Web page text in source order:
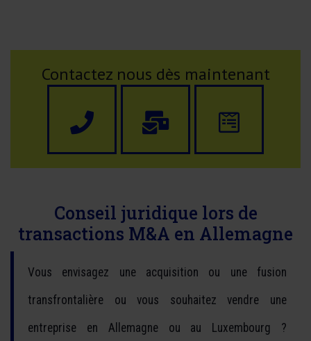
Contactez nous dès maintenant
Conseil juridique lors de
transactions M&A en Allemagne
Vous envisagez une acquisition ou une fusion
transfrontalière ou vous souhaitez vendre une
entreprise en Allemagne ou au Luxembourg ?